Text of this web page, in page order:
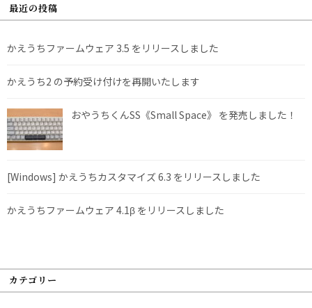
最近の投稿
かえうちファームウェア 3.5 をリリースしました
かえうち2 の予約受け付けを再開いたします
おやうちくんSS《Small Space》 を発売しました！
[Windows] かえうちカスタマイズ 6.3 をリリースしました
かえうちファームウェア 4.1β をリリースしました
カテゴリー